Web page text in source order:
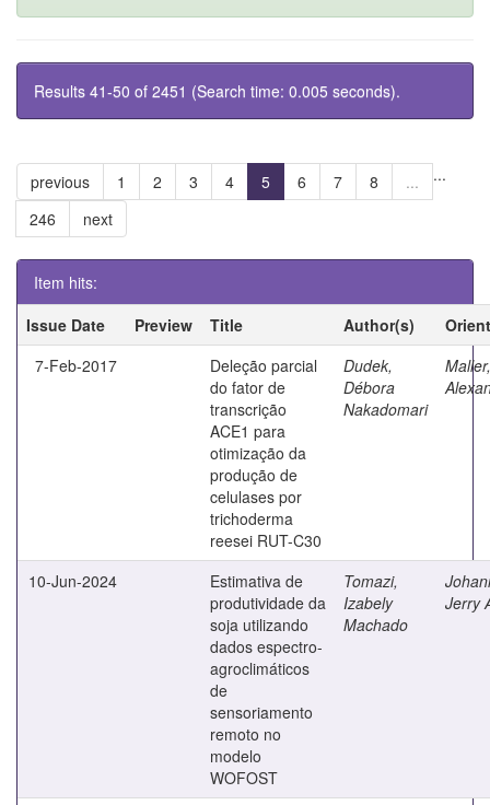
Results 41-50 of 2451 (Search time: 0.005 seconds).
previous 1 ...
2 3 4 5 6 7 8
...
246
next
Item hits:
Issue Date
Preview Title Author(s)
7-Feb-2017
Deleção parcial
do fator de
transcrição
ACE1 para
otimização da
produção de
celulases por
trichoderma
reesei RUT-C30
Dudek,
Débora
Nakadomari
Maller,
10-Jun-2024
Estimativa de
produtividade da
soja utilizando
dados espectro-
agroclimáticos
de
sensoriamento
remoto no
modelo
WOFOST
Tomazi,
Izabely
Machado
Jerry